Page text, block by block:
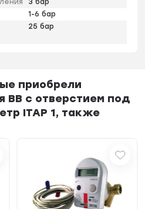
1-6 бар
25 бар
приобрели
ВВ с отверстием под
ITAP 1, также